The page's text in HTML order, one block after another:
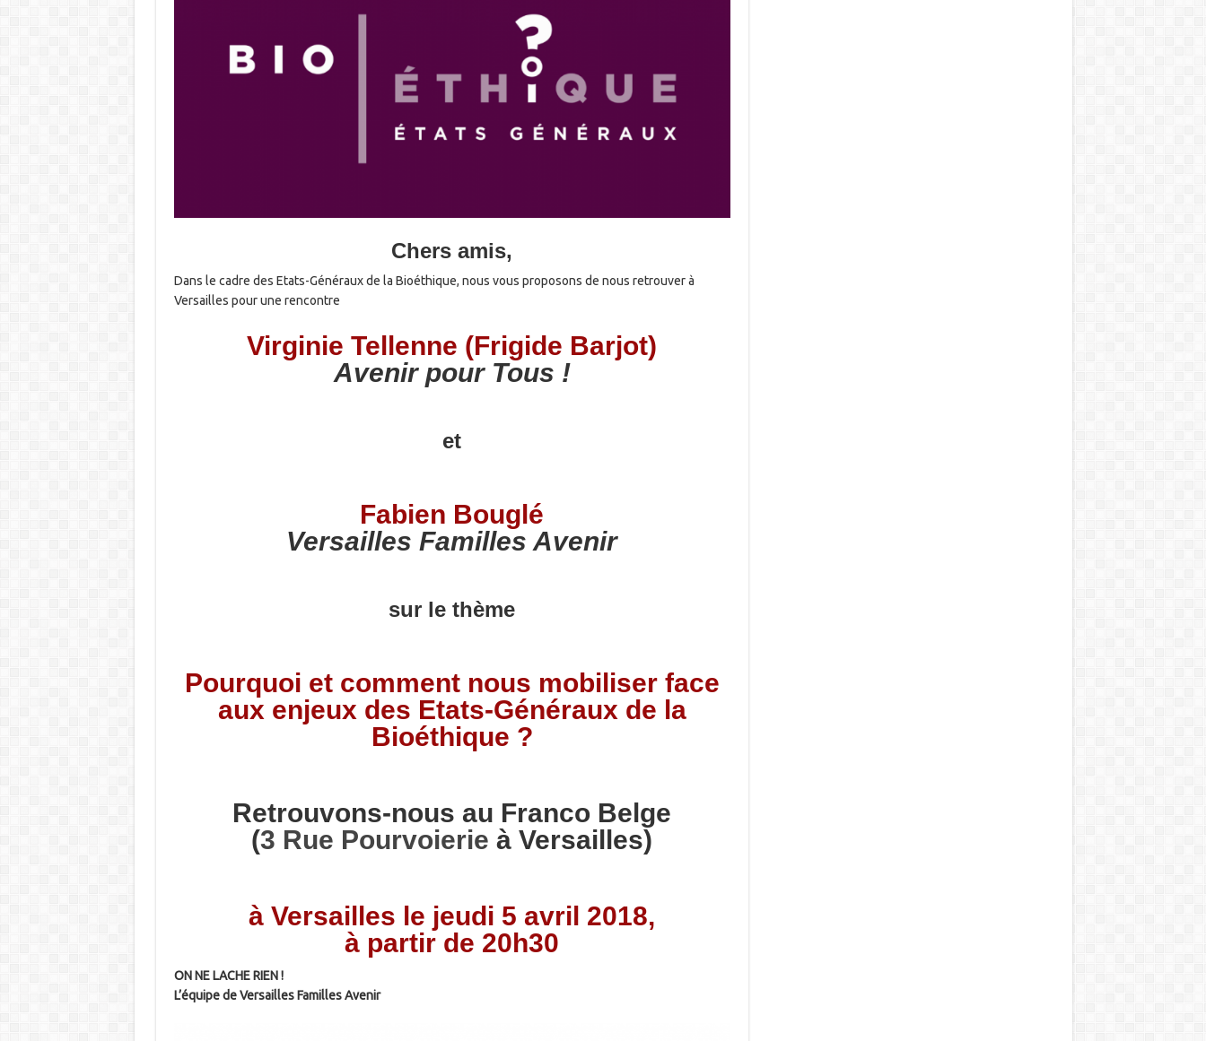
Chers amis,
Dans le cadre des Etats-Généraux de la Bioéthique, nous vous proposons de nous retrouver à
Versailles pour une rencontre
Virginie Tellenne (Frigide Barjot)
Avenir pour Tous !
et
Fabien Bouglé
Versailles Familles Avenir
sur le thème
Pourquoi et comment nous mobiliser face
aux enjeux des Etats-Généraux de la
Bioéthique ?
Retrouvons-nous au Franco Belge
(3 Rue Pourvoierie à Versailles)
à Versailles le jeudi 5 avril 2018,
à partir de 20h30
ON NE LACHE RIEN !
L’équipe de Versailles Familles Avenir